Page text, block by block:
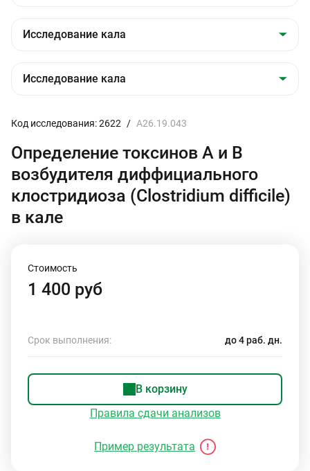
Код исследования: 2622 / A26.19.043
Определение токсинов А и В
возбудителя диффициального
клостридиоза (Clostridium difficile)
в кале
Стоимость
1 400 руб
Срок выполнения: до 4 раб. дн.
В корзину
Правила сдачи анализов
Пример результата